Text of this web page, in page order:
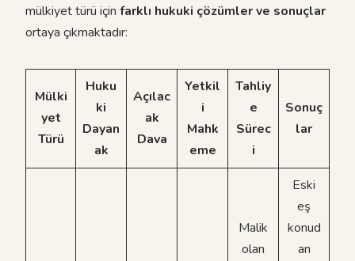
mülkiyet türü için farklı hukuki çözümler ve sonuçlar
ortaya çıkmaktadır:
Mülki
yet
Türü
Huku
ki
Dayan
ak
Açılac
ak
Dava
Yetkil
i
Mahk
eme
Tahliy
e
Sürec
i
Sonuç
lar
Malik
olan
Eski
eş
konud
an